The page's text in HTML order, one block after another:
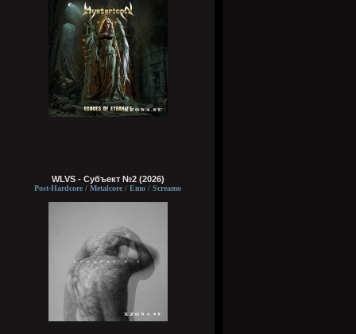
WLVS - Субъект №2 (2026)
Post-Hardcore / Metalcore / Emo / Screamo